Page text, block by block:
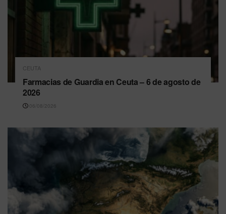
CEUTA
Farmacias de Guardia en Ceuta – 6 de agosto de
2026
06/08/2026